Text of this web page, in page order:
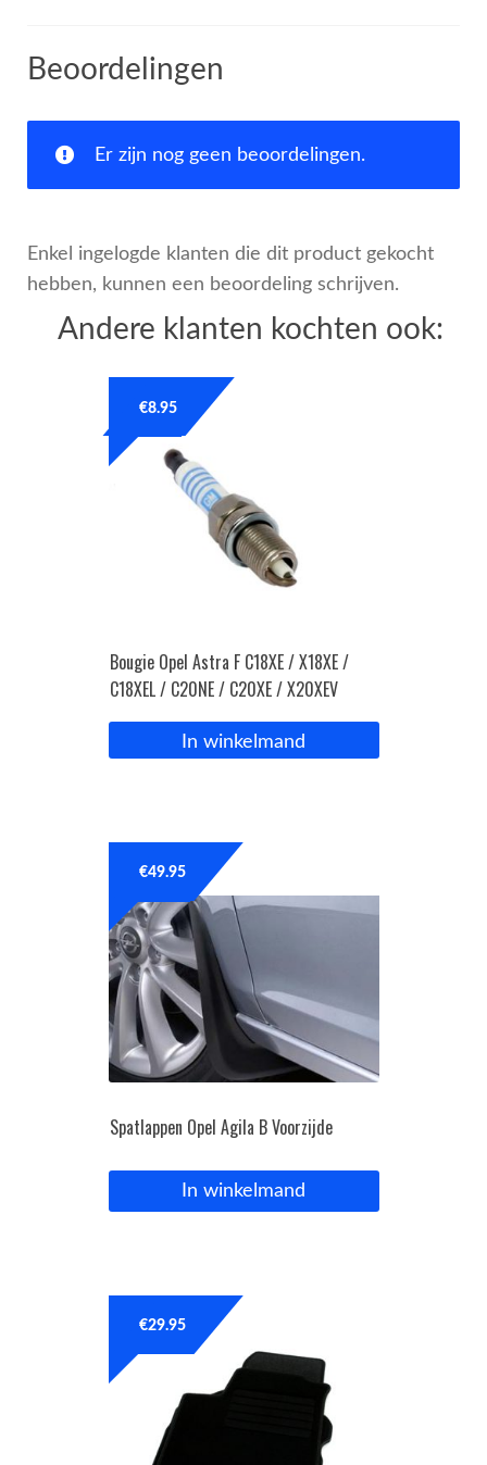
Beoordelingen
Er zijn nog geen beoordelingen.
Enkel ingelogde klanten die dit product gekocht
hebben, kunnen een beoordeling schrijven.
Andere klanten kochten ook:
Bougie Opel Astra F C18XE / X18XE /
C18XEL / C20NE / C20XE / X20XEV
€8.95
In winkelmand
Spatlappen Opel Agila B Voorzijde
€49.95
In winkelmand
€29.95